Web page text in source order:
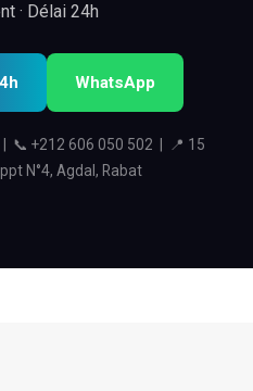
· Délai 24h
WhatsApp
| 📞 +212 606 050 502 | 📍 15
N°4, Agdal, Rabat